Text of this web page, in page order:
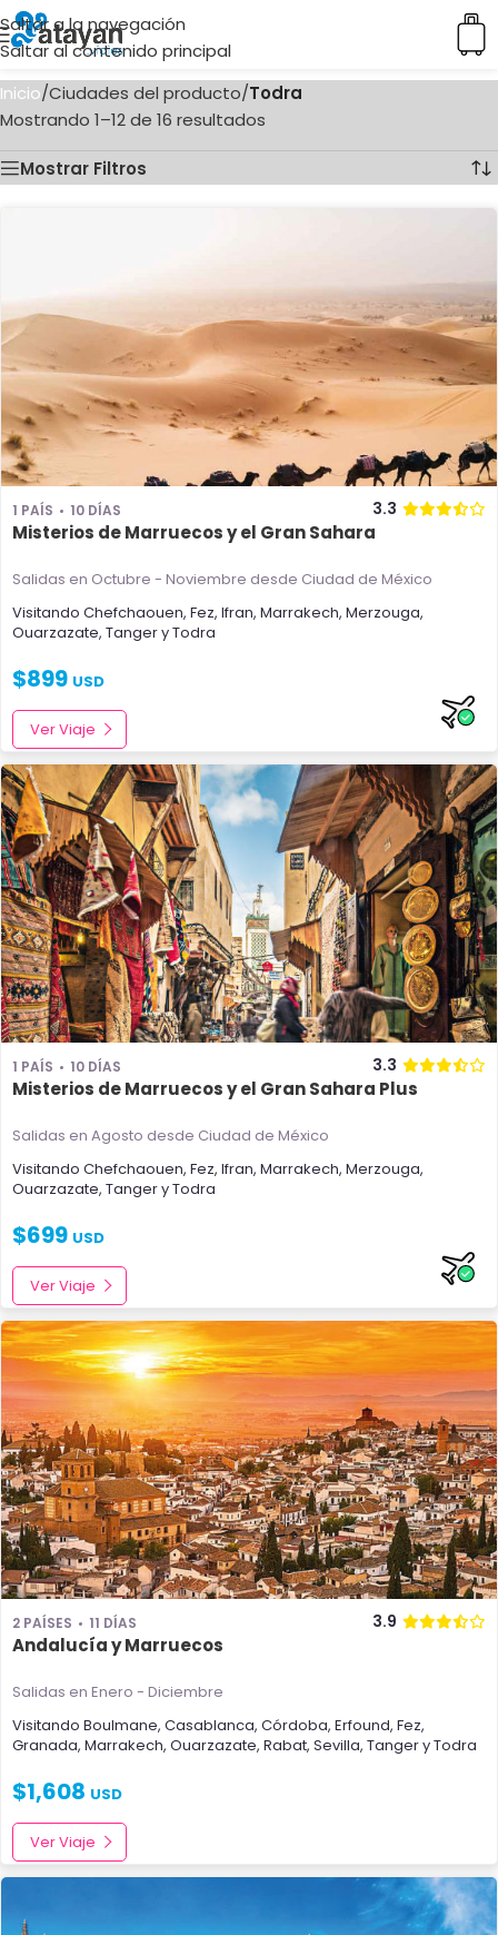
Saltar a la navegación
Saltar al contenido principal
Inicio/Ciudades del producto/Todra
Mostrando 1–12 de 16 resultados
Mostrar Filtros
1 PAÍS 10 DÍAS 3.3
Misterios de Marruecos y el Gran Sahara
Salidas en Octubre - Noviembre desde Ciudad de México
Visitando Chefchaouen, Fez, Ifran, Marrakech, Merzouga,
Ouarzazate, TangeryTodra
$899 USD
Ver Viaje
1 PAÍS 10 DÍAS 3.3
Misterios de Marruecos y el Gran Sahara Plus
Salidas en Agosto desde Ciudad de México
Visitando Chefchaouen, Fez, Ifran, Marrakech, Merzouga,
Ouarzazate, TangeryTodra
$699 USD
Ver Viaje
2 PAÍSES 11 DÍAS 3.9
Andalucía y Marruecos
Salidas en Enero - Diciembre
Visitando Boulmane, Casablanca, Córdoba, Erfound, Fez,
Granada, Marrakech, Ouarzazate, Rabat, Sevilla, TangeryTodra
$1,608 USD
Ver Viaje